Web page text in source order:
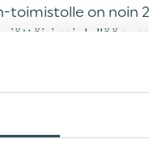
toimistolle on noin
jättäisi mielellään
meidän
hankinnassa
tai vain